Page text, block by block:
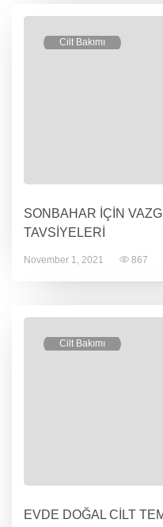
Cilt Bakımı
SONBAHAR İÇİN
TAVSİYELERİ
November 1, 2021 867
Cilt Bakımı
EVDE DOĞAL CİLT